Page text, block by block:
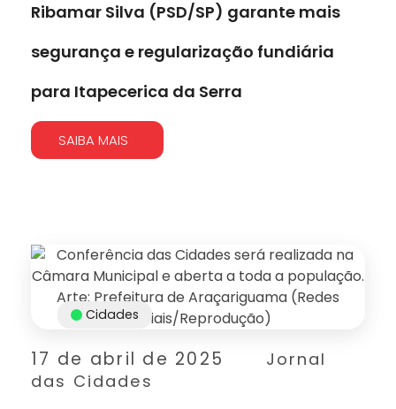
Ribamar Silva (PSD/SP) garante mais
segurança e regularização fundiária
para Itapecerica da Serra
SAIBA MAIS
17 de abril de 2025
Jornal
das Cidades
Cidades